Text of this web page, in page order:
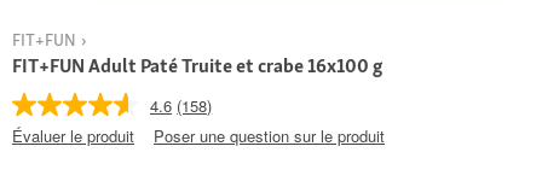
FIT+FUN
FIT+FUN Adult Paté Truite et crabe 16x100 g
4.6 (158)
Évaluer le produit
Poser une question sur le produit